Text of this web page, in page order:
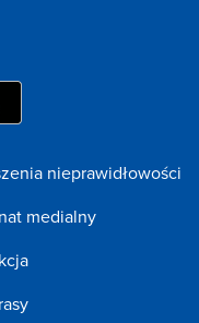
nieprawidłowości
medialny